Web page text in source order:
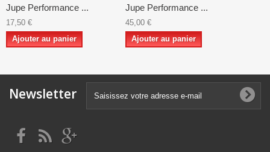
Jupe Performance ...
17,50 €
Ajouter au panier
Jupe Performance ...
45,00 €
Ajouter au panier
Newsletter